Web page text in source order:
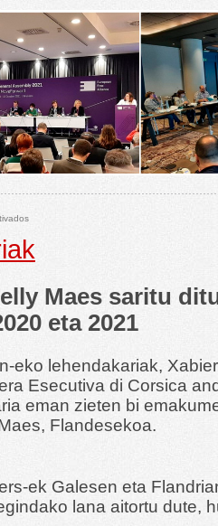
Maes saritu
eta 2021
eko lehendakariak,
Esecutiva di Corsica
eman zieten bi
Flandesekoa.
ek Galesen eta
lana aitortu dute,